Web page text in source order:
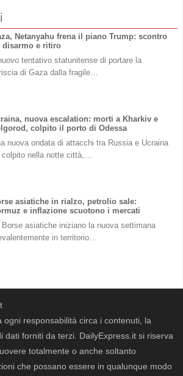
Netanyahu frena il piano Trump: scontro
disarmo e ritiro
tentativo statunitense di portare la
di Gaza dalla fragile…
nuova escalation: morti a Kharkiv e
colpito il porto di Odessa
nuova ondata di attacchi tra Russia e Ucraina
colpito nella notte città,…
asiatiche in rialzo, petrolio sale:
e inflazione scuotono i mercati
Borse asiatiche iniziano la nuova settimana
in territorio…
ogni responsabilità circa i contenuti, la
dati forniti da terzi. DailyExpress.it si riserva
totalmente o anche soltanto
che possano essere in qualunque modo